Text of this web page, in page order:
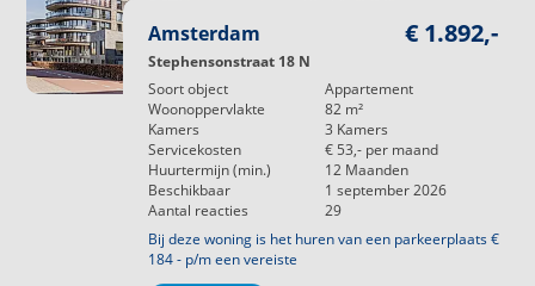
Amsterdam
Stephensonstraat 18 N
€ 1.892,-
Soort object
Appartement
Woonoppervlakte
82 m²
Kamers
3 Kamers
Servicekosten
€ 53,- per maand
Huurtermijn (min.)
12 Maanden
Beschikbaar
1 september 2026
Aantal reacties
29
Bij deze woning is het huren van een parkeerplaats €
184 - p/m een vereiste